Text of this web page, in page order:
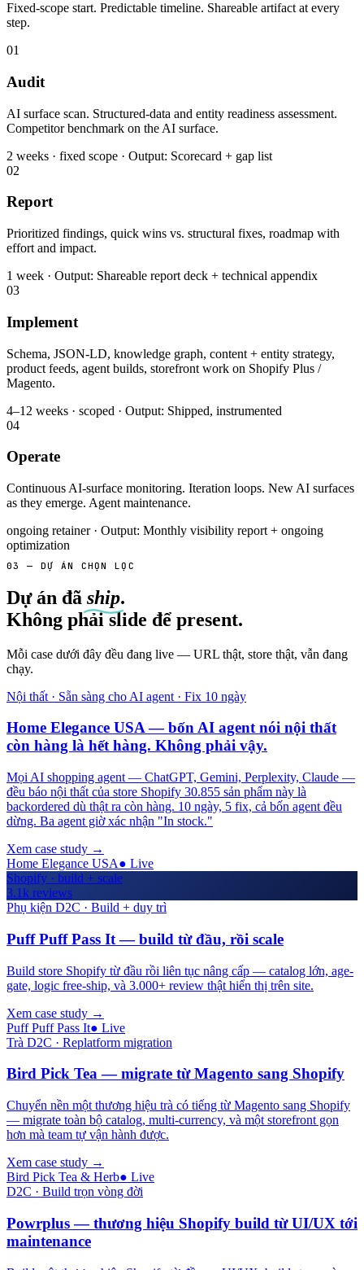
Fixed-scope start. Predictable timeline. Shareable artifact at every
step.
01
Audit
AI surface scan. Structured-data and entity readiness assessment.
Competitor benchmark on the AI surface.
2 weeks · fixed scope · Output: Scorecard + gap list
02
Report
Prioritized findings, quick wins vs. structural fixes, roadmap with
effort and impact.
1 week · Output: Shareable report deck + technical appendix
03
Implement
Schema, JSON-LD, knowledge graph, content + entity strategy,
product feeds, agent builds, storefront work on Shopify Plus /
Magento.
4–12 weeks · scoped · Output: Shipped, instrumented
04
Operate
Continuous AI-surface monitoring. Iteration loops. New AI surfaces
as they emerge. Agent maintenance.
ongoing retainer · Output: Monthly visibility report + ongoing
optimization
03 — DỰ ÁN CHỌN LỌC
Dự án đã ship.
Không phải slide để present.
Mỗi case dưới đây đều đang live — URL thật, store thật, vẫn đang
chạy.
Nội thất · Sẵn sàng cho AI agent · Fix 10 ngày
Home Elegance USA — bốn AI agent nói nội thất
còn hàng là hết hàng. Không phải vậy.
Mọi AI shopping agent — ChatGPT, Gemini, Perplexity, Claude —
đều báo nội thất của store Shopify 30.855 sản phẩm này là
backordered dù thật ra còn hàng. 10 ngày, 5 fix, cả bốn agent đều
dừng. Ba agent giờ xác nhận "In stock."
Xem case study →
Home Elegance USA● Live
Shopify · build + scale
3.1k reviews
Phụ kiện D2C · Build + duy trì
Puff Puff Pass It — build từ đầu, rồi scale
Build store Shopify từ đầu rồi liên tục nâng cấp — catalog lớn, age-
gate, logic free-ship, và 3.000+ review thật hiển thị trên site.
Xem case study →
Puff Puff Pass It● Live
Trà D2C · Replatform migration
Bird Pick Tea — migrate từ Magento sang Shopify
Chuyển nền một thương hiệu trà có tiếng từ Magento sang Shopify
— migrate toàn bộ catalog, multi-currency, và một storefront gọn
hơn mà team tự vận hành được.
Xem case study →
Bird Pick Tea & Herb● Live
D2C · Build trọn vòng đời
Powrplus — thương hiệu Shopify build từ UI/UX tới
maintenance